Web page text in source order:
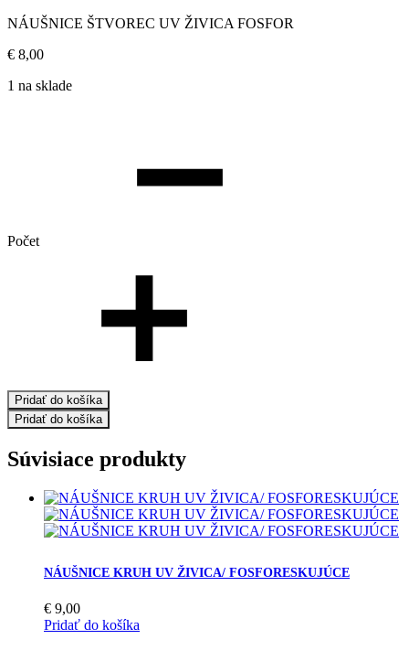
NÁUŠNICE ŠTVOREC UV ŽIVICA FOSFOR
€ 8,00
1 na sklade
Počet
Pridať do košíka
Pridať do košíka
Súvisiace produkty
NÁUŠNICE KRUH UV ŽIVICA/ FOSFORESKUJÚCE
€ 9,00
Pridať do košíka